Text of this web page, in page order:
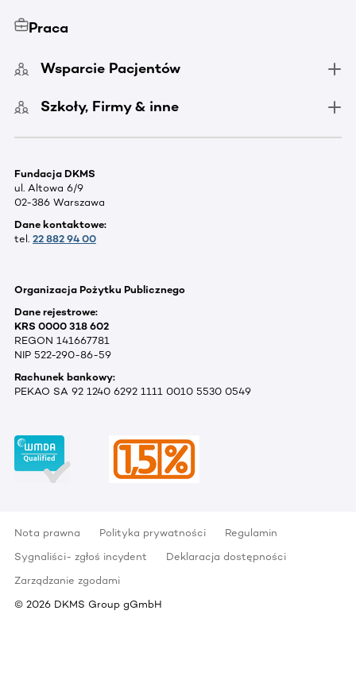
Praca
Wsparcie Pacjentów
Szkoły, Firmy & inne
Fundacja DKMS
ul. Altowa 6/9
02-386 Warszawa
Dane kontaktowe:
tel. 22 882 94 00
Organizacja Pożytku Publicznego
Dane rejestrowe:
KRS 0000 318 602
REGON 141667781
NIP 522-290-86-59
Rachunek bankowy:
PEKAO SA 92 1240 6292 1111 0010 5530 0549
Nota prawna Polityka prywatności
Regulamin
Sygnaliści- zgłoś incydent
Deklaracja dostępności
Zarządzanie zgodami
© 2026 DKMS Group gGmbH